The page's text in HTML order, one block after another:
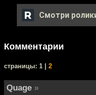
Смотри
Комментарии
cтраницы: 1 | 2
Quage »